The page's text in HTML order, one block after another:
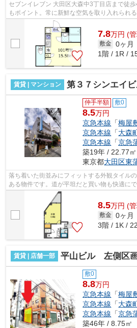
セブンイレブン 大田区大森中3丁目店まで徒
もポイント。常に新鮮な空気を取り入れられ
ちらの物件は周辺に駅が2つあるので...
7.8万円 (
敷金 0ヶ月
1階 / 1R /
賃貸 | マンション 第３７シンエイ
仲手半額 敷0
8.5万円
京急本線 「梅屋
京急本線 「大森
京急本線 「京急
築19年 / 22.77㎡
東京都大田区東
落ち着いた街並みにフィットする外観タイル
ある物件です。道が平坦だと買い物も快適に
で決済いただけます。こちらの物件はマ...
8.5万円 (
敷金 0ヶ月
3階 / 1K /
賃貸 | 店舗一部 平山ビル 左側区
敷0
8.8万円
京急本線 「梅屋
京急本線 「大森
京急本線 「京急
築46年 / 8.75㎡